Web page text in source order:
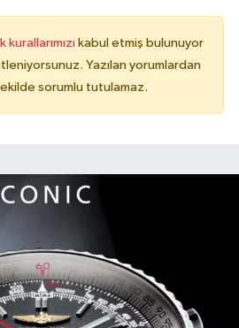
kurallarımızı kabul etmiş bulunuyor
Yazılan yorumlardan
sorumlu tutulamaz.